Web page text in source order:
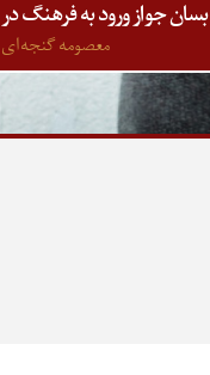
جواز ورود به فرهنگ
معصومه گنجه‌ای